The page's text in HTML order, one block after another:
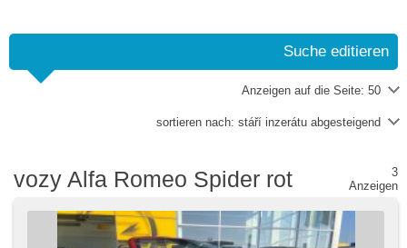
Suche editieren
Anzeigen auf die Seite: 50
sortieren nach: stáří inzerátu abgesteigend
vozy Alfa Romeo Spider rot
3
Anzeigen